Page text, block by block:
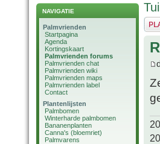
NAVIGATIE
Palmvrienden
Startpagina
Agenda
Kortingskaart
Palmvrienden forums
Palmvrienden chat
Palmvrienden wiki
Palmvrienden maps
Palmvrienden label
Contact
Plantenlijsten
Palmbomen
Winterharde palmbomen
Bananenplanten
Canna's (bloemriet)
Palmvarens